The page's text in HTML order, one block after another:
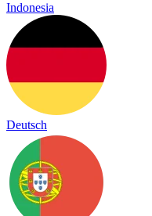
Indonesia
Deutsch